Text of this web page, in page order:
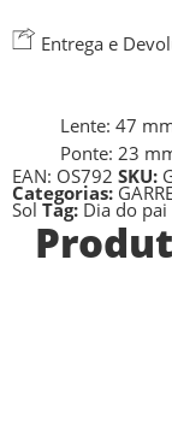
Entrega e
Lente: 47
Ponte: 23
EAN: OS792 SKU:
Categorias:
Sol Tag: Dia do pai